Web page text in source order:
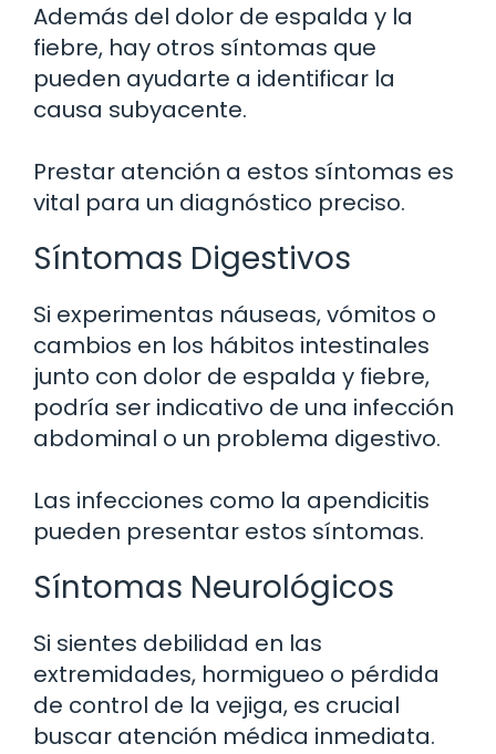
Además del dolor de espalda y la
fiebre, hay otros síntomas que
pueden ayudarte a identificar la
causa subyacente.
Prestar atención a estos síntomas es
vital para un diagnóstico preciso.
Síntomas Digestivos
Si experimentas náuseas, vómitos o
cambios en los hábitos intestinales
junto con dolor de espalda y fiebre,
podría ser indicativo de una infección
abdominal o un problema digestivo.
Las infecciones como la apendicitis
pueden presentar estos síntomas.
Síntomas Neurológicos
Si sientes debilidad en las
extremidades, hormigueo o pérdida
de control de la vejiga, es crucial
buscar atención médica inmediata.